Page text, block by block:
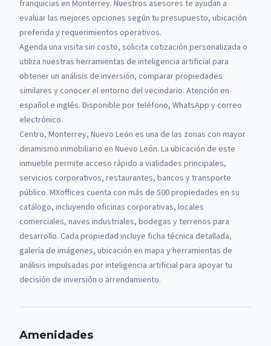
franquicias en Monterrey. Nuestros asesores te ayudan a
evaluar las mejores opciones según tu presupuesto, ubicación
preferida y requerimientos operativos.
Agenda una visita sin costo, solicita cotización personalizada o
utiliza nuestras herramientas de inteligencia artificial para
obtener un análisis de inversión, comparar propiedades
similares y conocer el entorno del vecindario. Atención en
español e inglés. Disponible por teléfono, WhatsApp y correo
electrónico.
Centro, Monterrey, Nuevo León es una de las zonas con mayor
dinamismo inmobiliario en Nuevo León. La ubicación de este
inmueble permite acceso rápido a vialidades principales,
servicios corporativos, restaurantes, bancos y transporte
público. MXoffices cuenta con más de 500 propiedades en su
catálogo, incluyendo oficinas corporativas, locales
comerciales, naves industriales, bodegas y terrenos para
desarrollo. Cada propiedad incluye ficha técnica detallada,
galería de imágenes, ubicación en mapa y herramientas de
análisis impulsadas por inteligencia artificial para apoyar tu
decisión de inversión o arrendamiento.
Amenidades